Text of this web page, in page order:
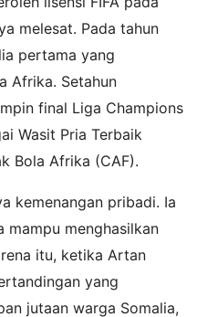
melesat. Pada tahun
pertama yang
Afrika. Setahun
final Liga Champions
Wasit Pria Terbaik
Bola Afrika (CAF).
kemenangan pribadi. Ia
mampu menghasilkan
itu, ketika Artan
yang
jutaan warga Somalia,